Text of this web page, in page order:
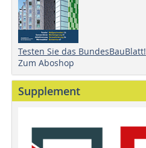
Testen Sie das BundesBauBlatt!
Zum Aboshop
Supplement